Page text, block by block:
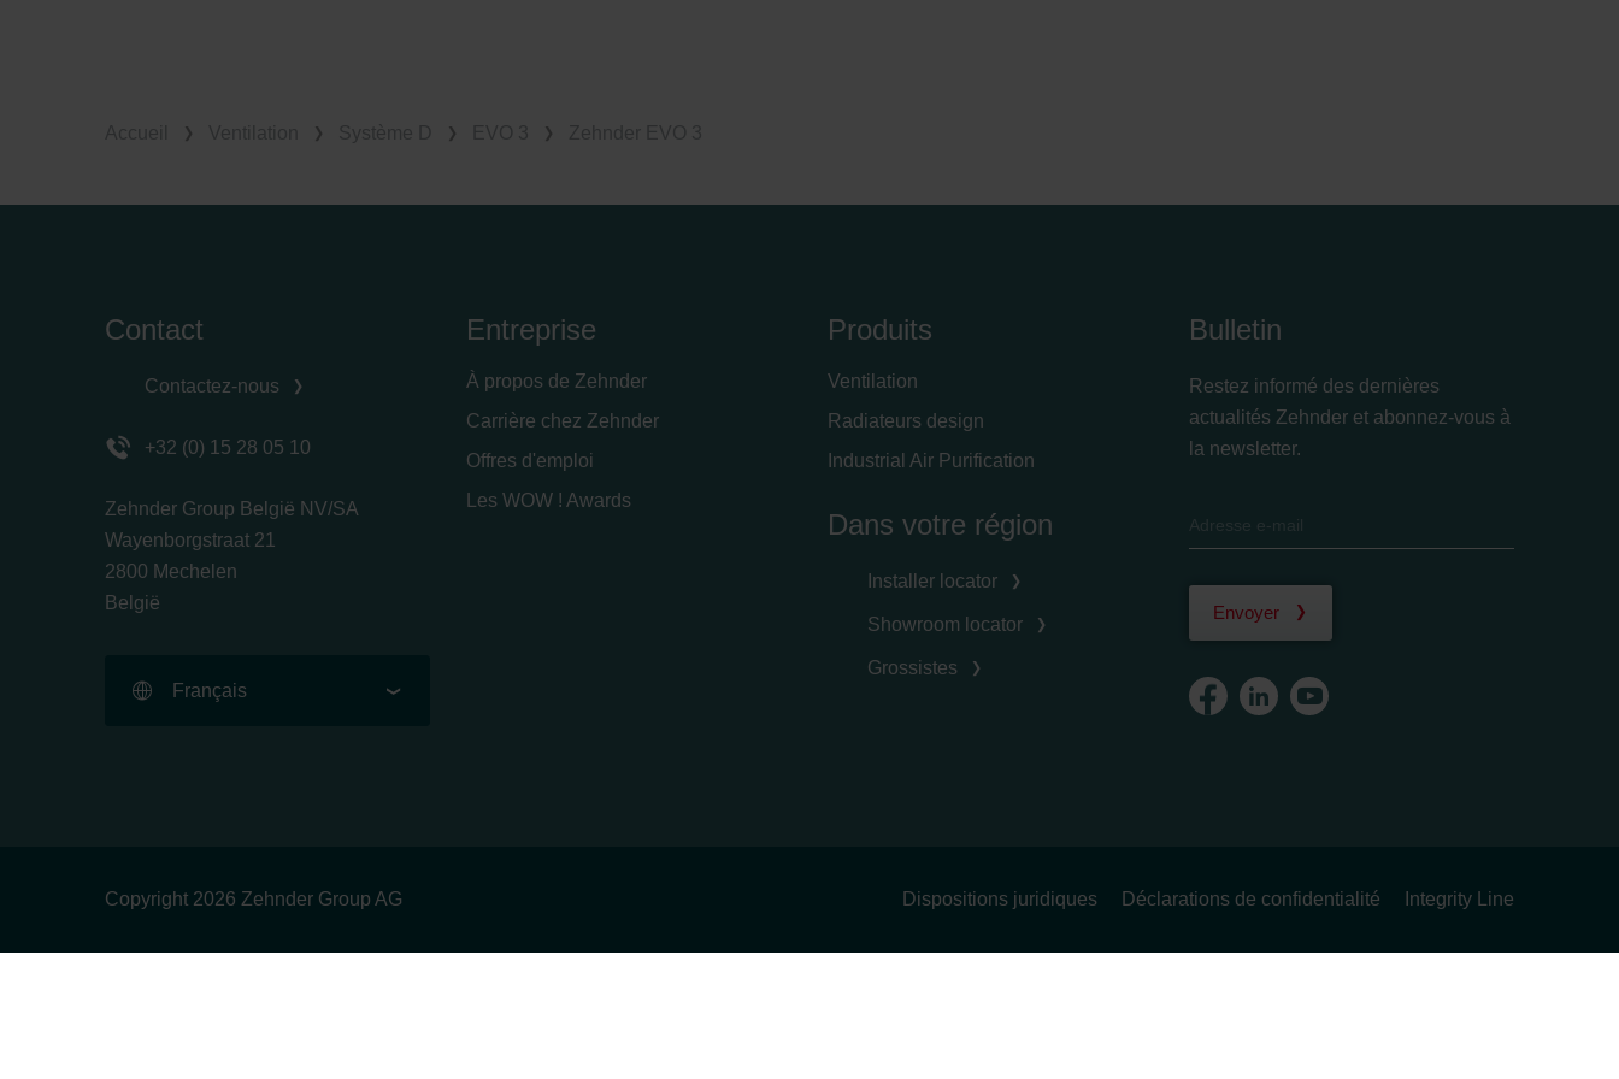
Contact
Contactez-nous
+32 (0) 15 28 05 10
Zehnder Group België NV/SA
Wayenborgstraat 21
2800 Mechelen
België
Français
Entreprise
À propos de Zehnder
Carrière chez Zehnder
Offres d'emploi
Les WOW ! Awards
Produits
Ventilation
Radiateurs design
Industrial Air Purification
Dans votre région
Installer locator
Showroom locator
Grossistes
Bulletin
Restez informé des dernières
actualités Zehnder et abonnez-vous à
la newsletter.
Envoyer
Copyright 2026 Zehnder Group AG Dispositions juridiques Déclarations de confidentialité Integrity Line